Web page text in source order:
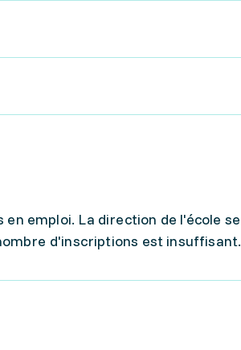
emploi. La direction de l'école
d'inscriptions est insuffisant.